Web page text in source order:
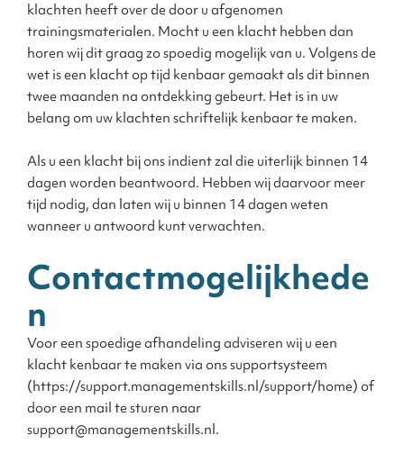
klachten heeft over de door u afgenomen
trainingsmaterialen. Mocht u een klacht hebben dan
horen wij dit graag zo spoedig mogelijk van u. Volgens de
wet is een klacht op tijd kenbaar gemaakt als dit binnen
twee maanden na ontdekking gebeurt. Het is in uw
belang om uw klachten schriftelijk kenbaar te maken.
Als u een klacht bij ons indient zal die uiterlijk binnen 14
dagen worden beantwoord. Hebben wij daarvoor meer
tijd nodig, dan laten wij u binnen 14 dagen weten
wanneer u antwoord kunt verwachten.
Contactmogelijkhede
n
Voor een spoedige afhandeling adviseren wij u een
klacht kenbaar te maken via ons supportsysteem
(https://support.managementskills.nl/support/home) of
door een mail te sturen naar
support@managementskills.nl.